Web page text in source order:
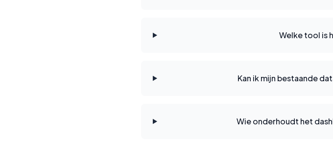
Welke tool is
Kan ik mijn bestaande
Wie onderhoudt het